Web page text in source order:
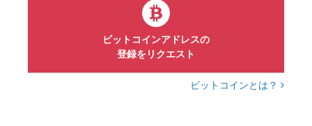
ビットコインアドレスの
登録をリクエスト
ビットコインとは？